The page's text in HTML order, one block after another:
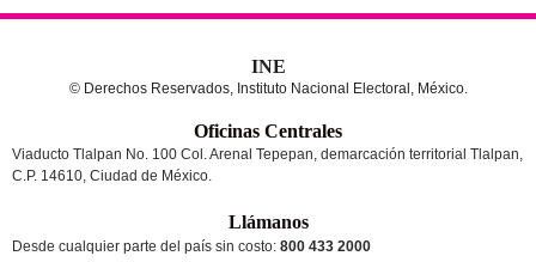
INE
© Derechos Reservados, Instituto Nacional Electoral, México.
Oficinas Centrales
Viaducto Tlalpan No. 100 Col. Arenal Tepepan, demarcación territorial Tlalpan,
C.P. 14610, Ciudad de México.
Llámanos
Desde cualquier parte del país sin costo: 800 433 2000